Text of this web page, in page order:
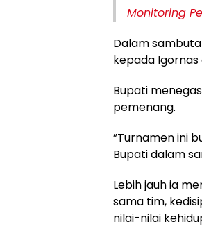
Monitoring
Dalam
kepada Igornas
Bupati
pemenang.
​”Turnamen ini
Bupati dalam
Lebih jauh ia
sama tim,
nilai-nilai